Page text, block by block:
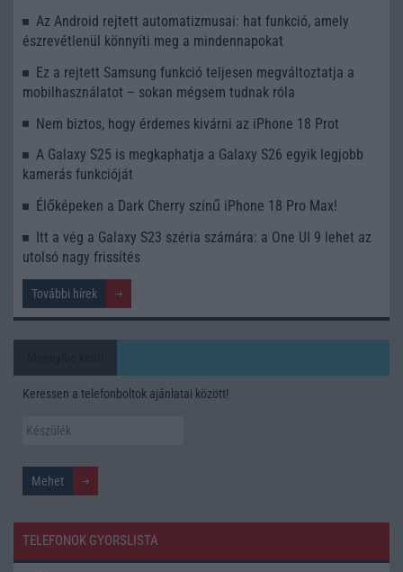
Az Android rejtett automatizmusai: hat funkció, amely
észrevétlenül könnyíti meg a mindennapokat
Ez a rejtett Samsung funkció teljesen megváltoztatja a
mobilhasználatot – sokan mégsem tudnak róla
Nem biztos, hogy érdemes kivárni az iPhone 18 Prot
A Galaxy S25 is megkaphatja a Galaxy S26 egyik legjobb
kamerás funkcióját
Élőképeken a Dark Cherry színű iPhone 18 Pro Max!
Itt a vég a Galaxy S23 széria számára: a One UI 9 lehet az
utolsó nagy frissítés
További hírek
Keressen a telefonboltok ajánlatai között!
TELEFONOK GYORSLISTA